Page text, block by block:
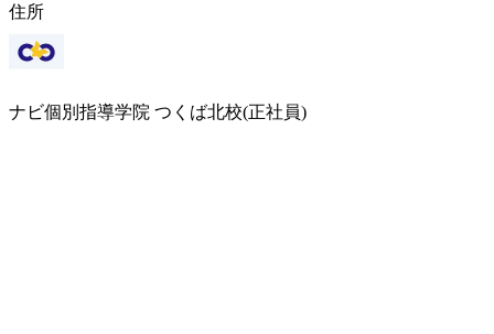
住所
ナビ個別指導学院 つくば北校(正社員)